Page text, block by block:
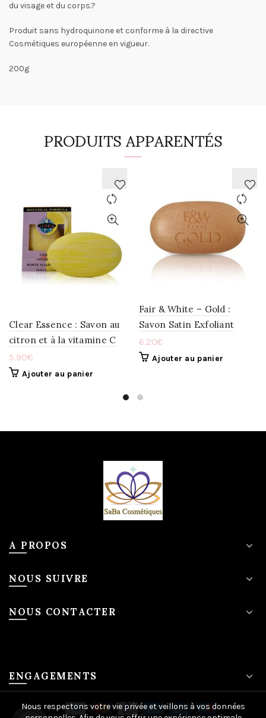
du visage et du corps.?
Produit sans hydroquinone et conforme à la directive
Cosmétiques européenne en vigueur.
200g
PRODUITS APPARENTÉS
Clear Essence : Savon au
citron et à la vitamine C
5.90€
Ajouter au panier
Fair & White – Gold :
Savon Satin Exfoliant
6.20€
Ajouter au panier
A PROPOS
NOUS SUIVRE
NOUS CONTACTER
ENGAGEMENTS
Nous respectons votre vie privée et veillons à vos données